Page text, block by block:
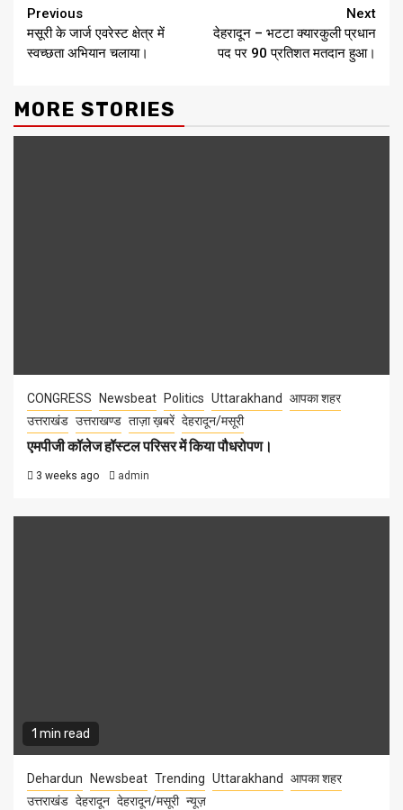
Continue
Reading
Previous
मसूरी के जार्ज एवरेस्ट क्षेत्र में
स्वच्छता अभियान चलाया।
Next
देहरादून – भटटा क्यारकुली प्रधान
पद पर 90 प्रतिशत मतदान हुआ।
MORE STORIES
CONGRESS Newsbeat Politics Uttarakhand
आपका शहर
उत्तराखंड उत्तराखण्ड ताज़ा ख़बरें देहरादून/मसूरी
एमपीजी कॉलेज हॉस्टल परिसर में किया पौधरोपण।
3 weeks ago admin
1 min read
Dehardun Newsbeat Trending Uttarakhand
आपका शहर
उत्तराखंड देहरादून देहरादून/मसूरी न्यूज़